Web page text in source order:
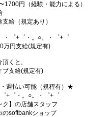
1700円（経験・能力による）
給（規定あり）
・゜+゜・。○。・゜+゜
万円支給(規定有)
頂くと,
ブ支給(規定有)
週払い可能（規程有）★
゜+゜・。○。・゜+゜
ク】の店舗スタッフ
のsoftbankショップ